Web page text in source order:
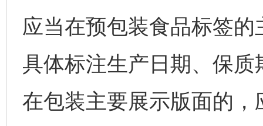
应当在预包装食品标签
具体标注生产日期、保
在包装主要展示版面的，